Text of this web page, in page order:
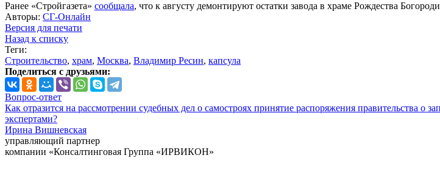
Ранее «Стройгазета» сообщала, что к августу демонтируют остатки завода в храме Рождества
Авторы: СГ-Онлайн
Версия для печати
Назад к списку
Теги:
Строительство, храм, Москва, Владимир Ресин, капсула
Поделиться с друзьями:
Вопрос-ответ
Как отразится на рассмотрении судебных дел о самостроях принятие распоряжения правительства о
экспертами?
Ирина Вишневская
управляющий партнер
компании «Консалтинговая Группа «ИРВИКОН»